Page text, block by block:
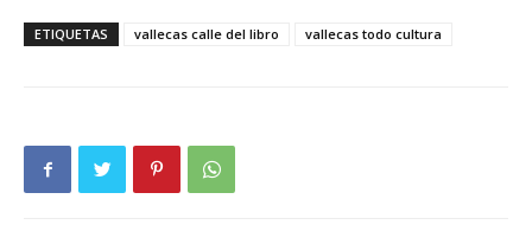
ETIQUETAS vallecas calle del libro vallecas todo cultura